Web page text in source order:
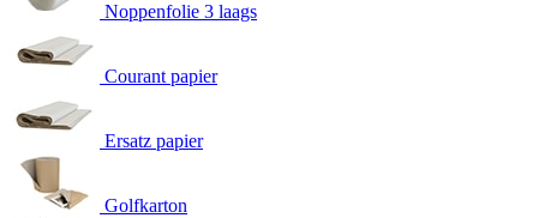
Noppenfolie 3 laags
Courant papier
Ersatz papier
Golfkarton